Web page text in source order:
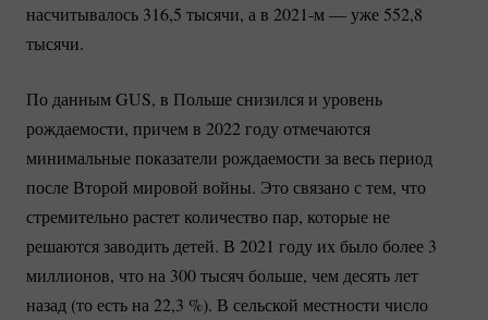
насчитывалось 316,5 тысячи, а в 2021-м — уже 552,8
тысячи.
По данным GUS, в Польше снизился и уровень
рождаемости, причем в 2022 году отмечаются
минимальные показатели рождаемости за весь период
после Второй мировой войны. Это связано с тем, что
стремительно растет количество пар, которые не
решаются заводить детей. В 2021 году их было более 3
миллионов, что на 300 тысяч больше, чем десять лет
назад (то есть на 22,3 %). В сельской местности число